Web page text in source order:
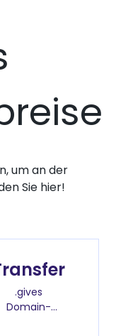
um an der
Sie hier!
.gives
Domain-